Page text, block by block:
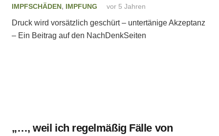
IMPFSCHÄDEN, IMPFUNG vor 5 Jahren
Druck wird vorsätzlich geschürt – untertänige Akzeptanz
– Ein Beitrag auf den NachDenkSeiten
„…, weil ich regelmäßig Fälle von